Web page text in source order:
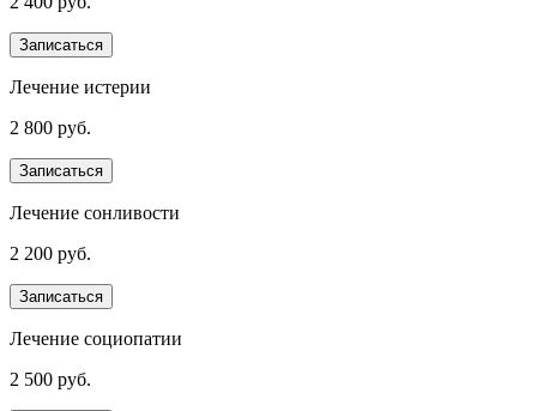
Записаться
Лечение истерии
2 800 руб.
Записаться
Лечение сонливости
2 200 руб.
Записаться
Лечение социопатии
2 500 руб.